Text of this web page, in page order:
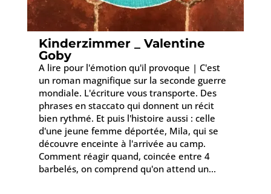
Kinderzimmer _ Valentine
Goby
A lire pour l'émotion qu'il provoque | C'est
un roman magnifique sur la seconde guerre
mondiale. L'écriture vous transporte. Des
phrases en staccato qui donnent un récit
bien rythmé. Et puis l'histoire aussi : celle
d'une jeune femme déportée, Mila, qui se
découvre enceinte à l'arrivée au camp.
Comment réagir quand, coincée entre 4
barbelés, on comprend qu'on attend un...